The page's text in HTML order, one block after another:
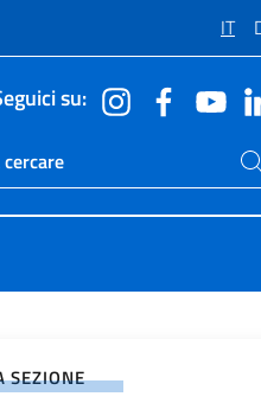
IT
su:
sito live
SEZIONE